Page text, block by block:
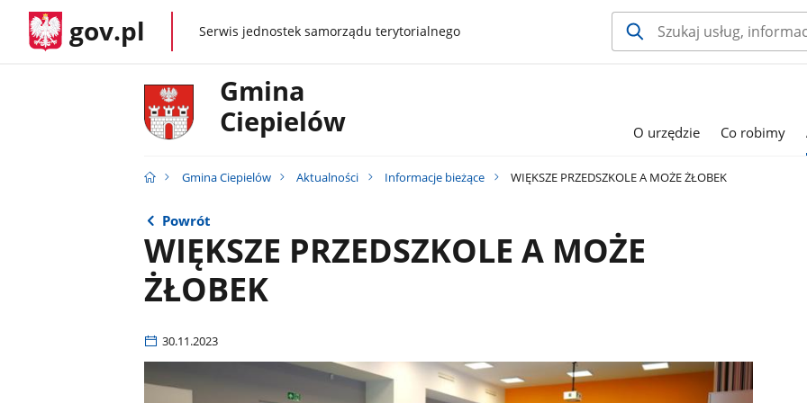
gov.pl gov.plSerwis jednostek samorządu terytorialnego
Gmina
Ciepielów
O urzędzie Co robimy
Gmina Ciepielów Aktualności Informacje bieżące WIĘKSZE PRZEDSZKOLE A MOŻE ŻŁOBEK
Powrót
WIĘKSZE PRZEDSZKOLE A MOŻE
ŻŁOBEK
30.11.2023